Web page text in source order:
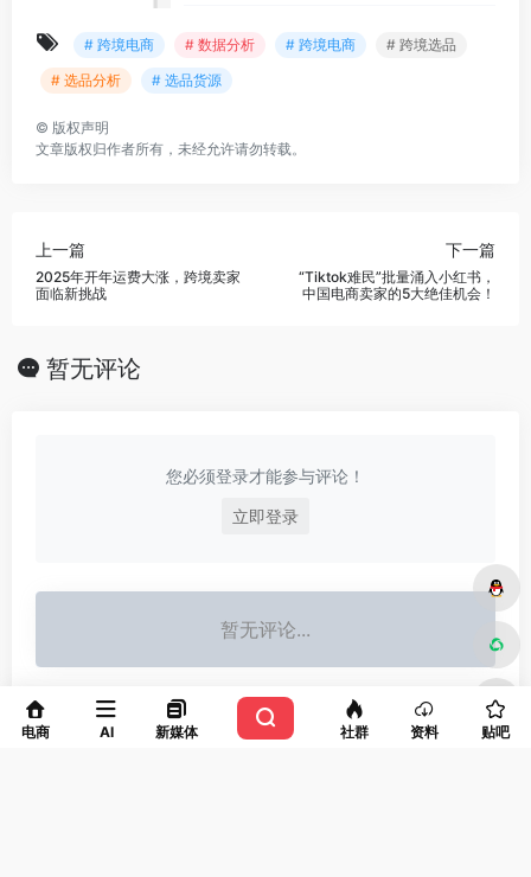
# 跨境电商 # 数据分析 # 跨境电商
# 跨境选品
# 选品分析
# 选品货源
© 版权声明
文章版权归作者所有，未经允许请勿转载。
上一篇
2025年开年运费大涨，跨境卖家
面临新挑战
下一篇
“Tiktok难民”批量涌入小红书，
中国电商卖家的5大绝佳机会！
暂无评论
您必须登录才能参与评论！
立即登录
暂无评论...
电商 AI 新媒体 社群 资料 贴吧